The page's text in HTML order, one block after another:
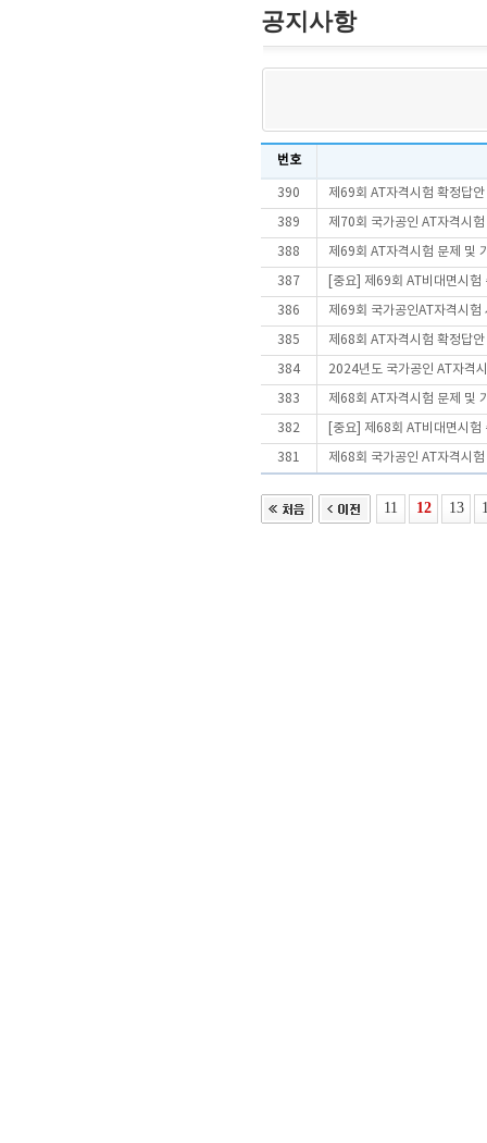
공지사항
번호
390 제69회 AT자격시험 확정답
389 제70회 국가공인 AT자격시
388 제69회 AT자격시험 문제 및
387 [중요] 제69회 AT비대면시험
386 제69회 국가공인AT자격시험
385 제68회 AT자격시험 확정답
384 2024년도 국가공인 AT자격
383 제68회 AT자격시험 문제 및
382 [중요] 제68회 AT비대면시험
381 제68회 국가공인 AT자격시
11 12 13